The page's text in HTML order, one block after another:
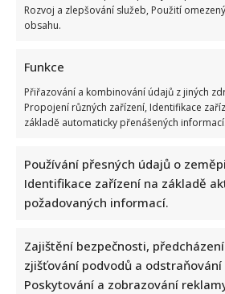
Rozvoj a zlepšování služeb, Použití
obsahu.
Funkce
Přiřazování a kombinování údajů z jiných
Propojení různých zařízení, Identifikace
základě automaticky přenášených informací.
Používání přesných údajů o
Identifikace zařízení na základě
požadovaných informací.
Zajištění bezpečnosti,
zjišťování podvodů a odstraňování
Poskytování a zobrazování
cítila zlepšení, poté přišla nejtvrdší
důchodech: Oba si stále musí